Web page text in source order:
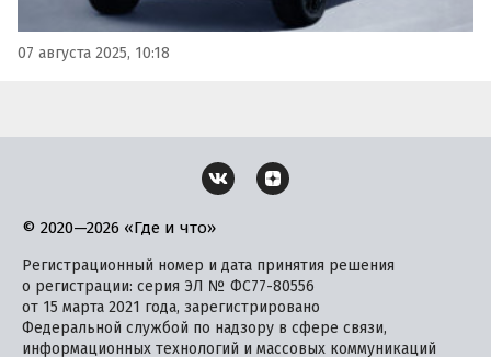
07 августа 2025, 10:18
© 2020—2026 «Где и что»
Регистрационный номер и дата принятия решения
о регистрации: серия ЭЛ № ФС77-80556
от 15 марта 2021 года, зарегистрировано
Федеральной службой по надзору в сфере связи,
информационных технологий и массовых коммуникаций